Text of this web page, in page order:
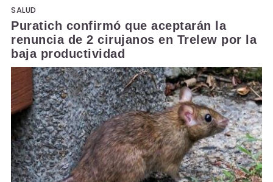
SALUD
Puratich confirmó que aceptarán la
renuncia de 2 cirujanos en Trelew por la
baja productividad